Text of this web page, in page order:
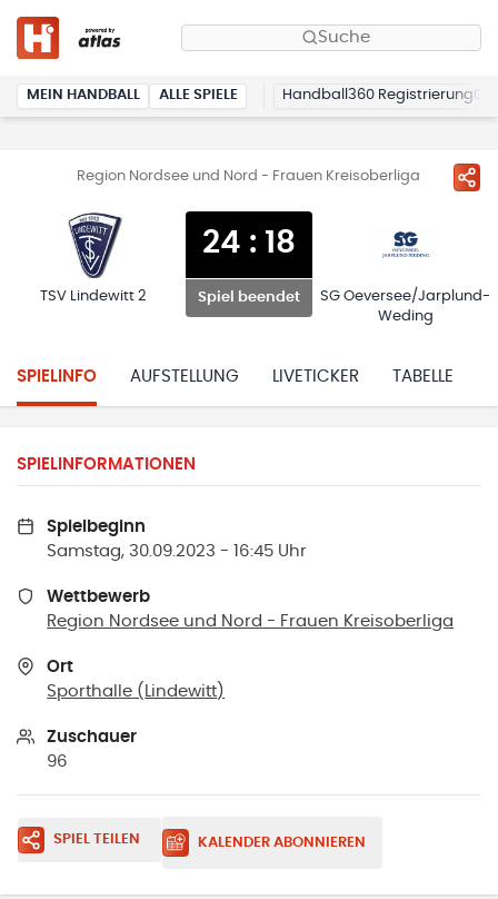
Suche
MEIN HANDBALL ALLE SPIELE Handball360 Registrierung
Region Nordsee und Nord - Frauen Kreisoberliga
TSV Lindewitt 2
24 : 18
Spiel beendet
SG Oeversee/Jarplund-
Weding
SPIELINFO AUFSTELLUNG LIVETICKER TABELLE
SPIELINFORMATIONEN
Spielbeginn
Samstag, 30.09.2023 - 16:45 Uhr
Wettbewerb
Region Nordsee und Nord - Frauen Kreisoberliga
Ort
Sporthalle ( Lindewitt )
Zuschauer
96
SPIEL TEILEN KALENDER ABONNIEREN